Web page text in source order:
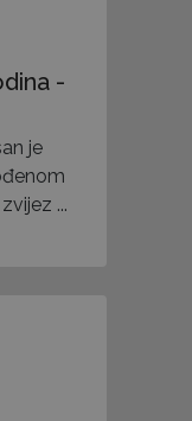
-
je
...